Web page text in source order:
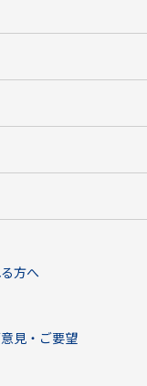
方へ
見・ご要望